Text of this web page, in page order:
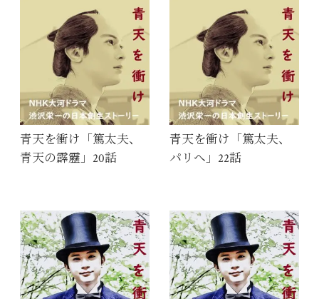
青天を衝け「篤太夫、
青天の霹靂」20話
青天を衝け「篤太夫、
パリへ」22話